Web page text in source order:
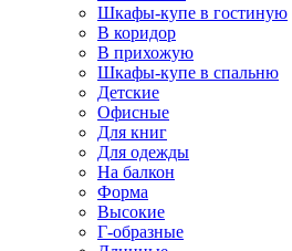
Шкафы-купе в гостиную
В коридор
В прихожую
Шкафы-купе в спальню
Детские
Офисные
Для книг
Для одежды
На балкон
Форма
Высокие
Г-образные